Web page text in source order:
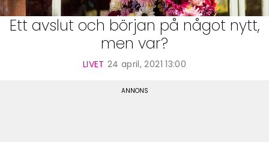
Handarbete
Kategorier
Ett avslut och början på något nytt,
men var?
LIVET 24 april, 2021 13:00